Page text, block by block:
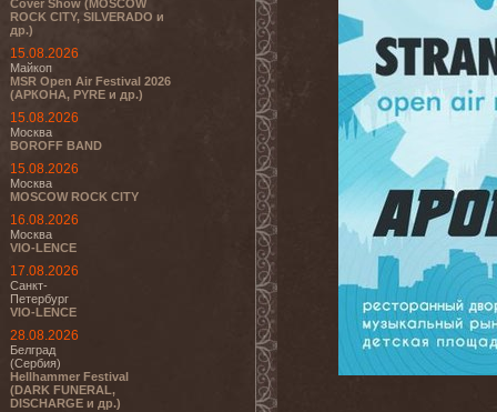
Cover Show (MOSCOW
ROCK CITY, SILVERADO и
др.)
15.08.2026
Майкоп
MSR Open Air Festival 2026
(АРКОНА, PYRE и др.)
15.08.2026
Москва
BOROFF BAND
15.08.2026
Москва
MOSCOW ROCK CITY
16.08.2026
Москва
VIO-LENCE
17.08.2026
Санкт-
Петербург
VIO-LENCE
28.08.2026
Белград
(Сербия)
Hellhammer Festival
(DARK FUNERAL,
DISCHARGE и др.)